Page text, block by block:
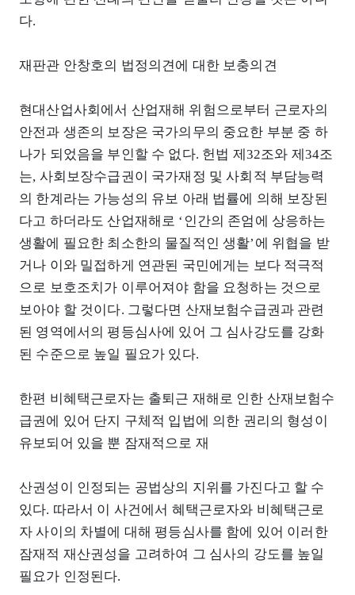
다.
재판관 안창호의 법정의견에 대한 보충의견
현대산업사회에서 산업재해 위험으로부터 근로자의
안전과 생존의 보장은 국가의무의 중요한 부분 중 하
나가 되었음을 부인할 수 없다. 헌법 제32조와 제34조
는, 사회보장수급권이 국가재정 및 사회적 부담능력
의 한계라는 가능성의 유보 아래 법률에 의해 보장된
다고 하더라도 산업재해로 ‘인간의 존엄에 상응하는
생활에 필요한 최소한의 물질적인 생활’에 위협을 받
거나 이와 밀접하게 연관된 국민에게는 보다 적극적
으로 보호조치가 이루어져야 함을 요청하는 것으로
보아야 할 것이다. 그렇다면 산재보험수급권과 관련
된 영역에서의 평등심사에 있어 그 심사강도를 강화
된 수준으로 높일 필요가 있다.
한편 비혜택근로자는 출퇴근 재해로 인한 산재보험수
급권에 있어 단지 구체적 입법에 의한 권리의 형성이
유보되어 있을 뿐 잠재적으로 재
산권성이 인정되는 공법상의 지위를 가진다고 할 수
있다. 따라서 이 사건에서 혜택근로자와 비혜택근로
자 사이의 차별에 대해 평등심사를 함에 있어 이러한
잠재적 재산권성을 고려하여 그 심사의 강도를 높일
필요가 인정된다.